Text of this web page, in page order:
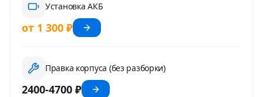
Установка АКБ
от 1 300 ₽
Правка корпуса (без разборки)
2400-4700 ₽